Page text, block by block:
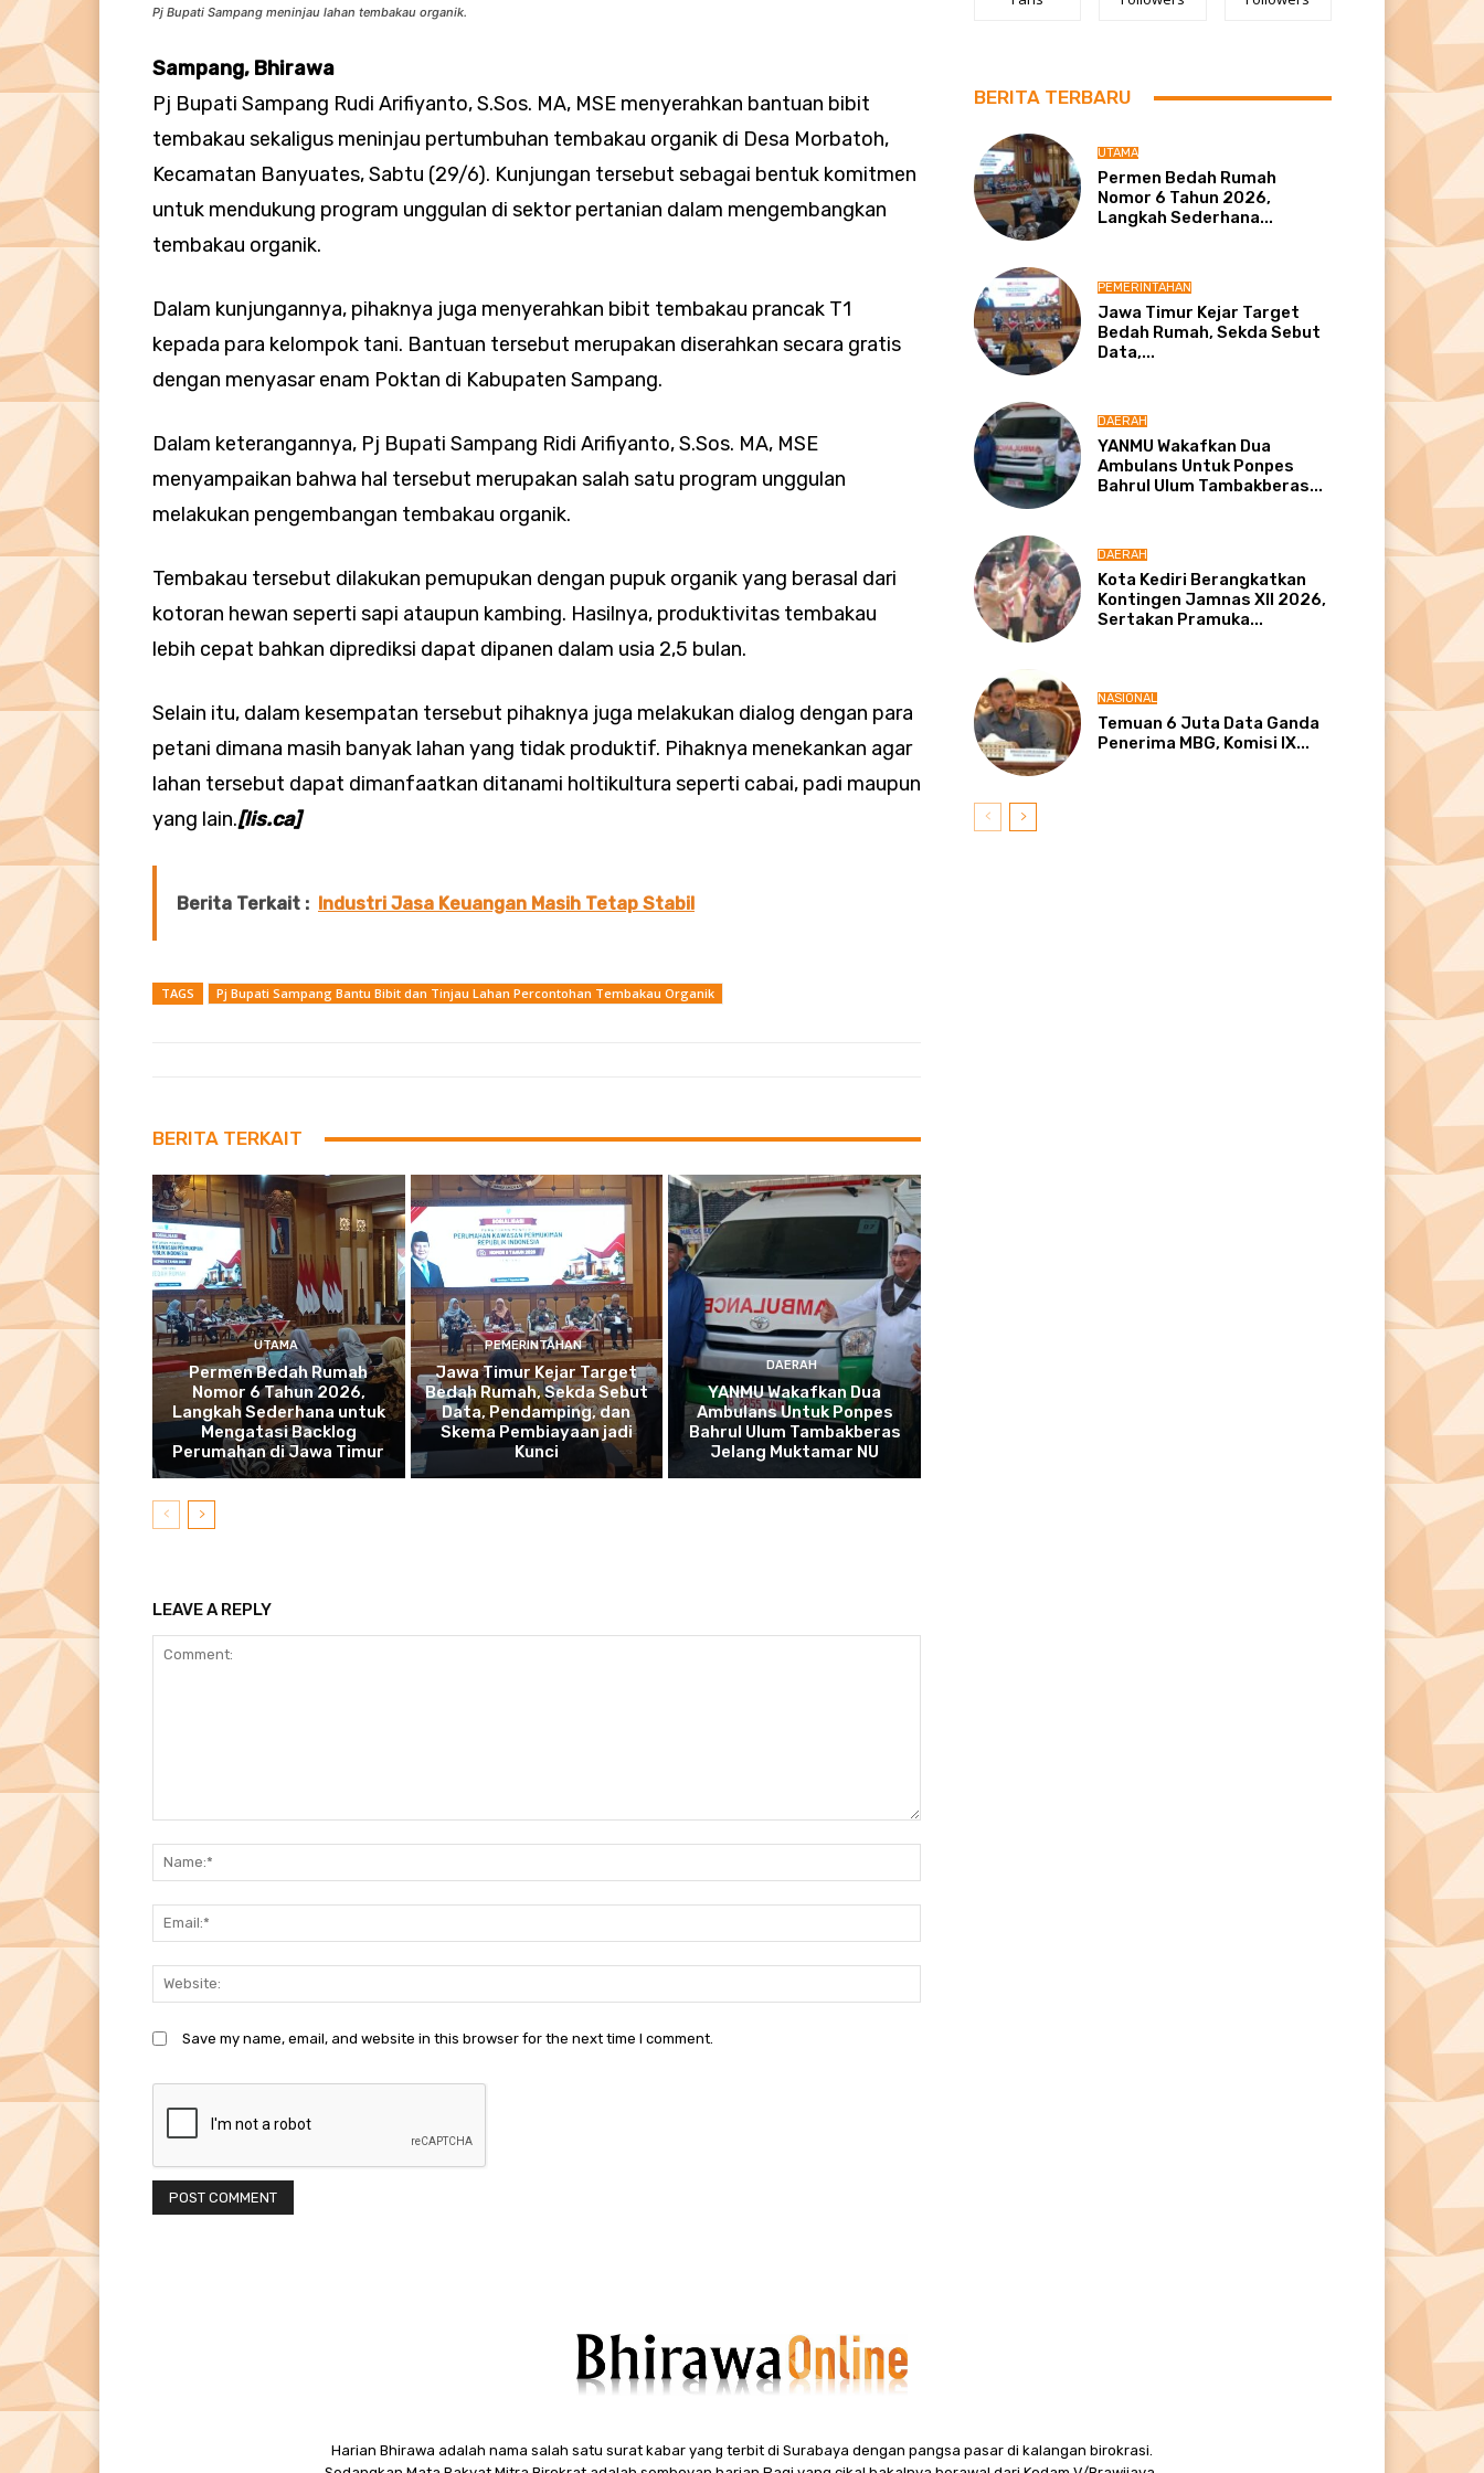
Pj Bupati Sampang meninjau lahan tembakau organik.
Sampang, Bhirawa
Pj Bupati Sampang Rudi Arifiyanto, S.Sos. MA, MSE menyerahkan bantuan bibit
tembakau sekaligus meninjau pertumbuhan tembakau organik di Desa Morbatoh,
Kecamatan Banyuates, Sabtu (29/6). Kunjungan tersebut sebagai bentuk komitmen
untuk mendukung program unggulan di sektor pertanian dalam mengembangkan
tembakau organik.
Dalam kunjungannya, pihaknya juga menyerahkan bibit tembakau prancak T1
kepada para kelompok tani. Bantuan tersebut merupakan diserahkan secara gratis
dengan menyasar enam Poktan di Kabupaten Sampang.
Dalam keterangannya, Pj Bupati Sampang Ridi Arifiyanto, S.Sos. MA, MSE
menyampaikan bahwa hal tersebut merupakan salah satu program unggulan
melakukan pengembangan tembakau organik.
Tembakau tersebut dilakukan pemupukan dengan pupuk organik yang berasal dari
kotoran hewan seperti sapi ataupun kambing. Hasilnya, produktivitas tembakau
lebih cepat bahkan diprediksi dapat dipanen dalam usia 2,5 bulan.
Selain itu, dalam kesempatan tersebut pihaknya juga melakukan dialog dengan para
petani dimana masih banyak lahan yang tidak produktif. Pihaknya menekankan agar
lahan tersebut dapat dimanfaatkan ditanami holtikultura seperti cabai, padi maupun
yang lain.[lis.ca]
Berita Terkait : Industri Jasa Keuangan Masih Tetap Stabil
TAGS Pj Bupati Sampang Bantu Bibit dan Tinjau Lahan Percontohan Tembakau Organik
BERITA TERKAIT
UTAMA
Permen Bedah Rumah
Nomor 6 Tahun 2026,
Langkah Sederhana untuk
Mengatasi Backlog
Perumahan di Jawa Timur
PEMERINTAHAN
Jawa Timur Kejar Target
Bedah Rumah, Sekda Sebut
Data, Pendamping, dan
Skema Pembiayaan jadi
Kunci
DAERAH
YANMU Wakafkan Dua
Ambulans Untuk Ponpes
Bahrul Ulum Tambakberas
Jelang Muktamar NU
LEAVE A REPLY
Save my name, email, and website in this browser for the next time I comment.
BERITA TERBARU
UTAMA
Permen Bedah Rumah
Nomor 6 Tahun 2026,
Langkah Sederhana...
PEMERINTAHAN
Jawa Timur Kejar Target
Bedah Rumah, Sekda Sebut
Data,...
DAERAH
YANMU Wakafkan Dua
Ambulans Untuk Ponpes
Bahrul Ulum Tambakberas...
DAERAH
Kota Kediri Berangkatkan
Kontingen Jamnas XII 2026,
Sertakan Pramuka...
NASIONAL
Temuan 6 Juta Data Ganda
Penerima MBG, Komisi IX...
Harian Bhirawa adalah nama salah satu surat kabar yang terbit di Surabaya dengan pangsa pasar di kalangan birokrasi.